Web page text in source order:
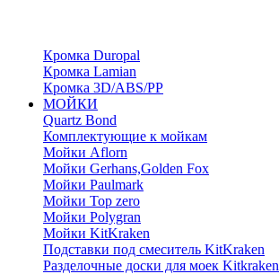
Кромка Duropal
Кромка Lamian
Кромка 3D/ABS/PP
МОЙКИ
Quartz Bond
Комплектующие к мойкам
Мойки Aflorn
Мойки Gerhans,Golden Fox
Мойки Paulmark
Мойки Top zero
Мойки Polygran
Мойки KitKraken
Подставки под смеситель KitKraken
Разделочные доски для моек Kitkraken